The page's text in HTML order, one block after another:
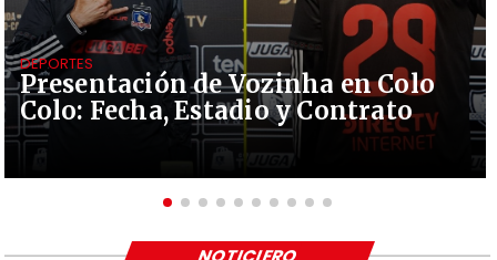
Presentación de Vozinha en Colo
Colo: Fecha, Estadio y Contrato
DEPORTES